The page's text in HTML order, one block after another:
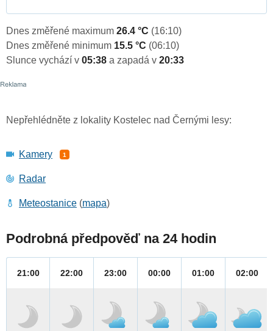
Dnes změřené maximum 26.4 °C (16:10)
Dnes změřené minimum 15.5 °C (06:10)
Slunce vychází v 05:38 a zapadá v 20:33
Nepřehlédněte z lokality Kostelec nad Černými lesy:
Kamery 1
Radar
Meteostanice (mapa)
Podrobná předpověď na 24 hodin
21:00 22:00 23:00 00:00 01:00 02:00